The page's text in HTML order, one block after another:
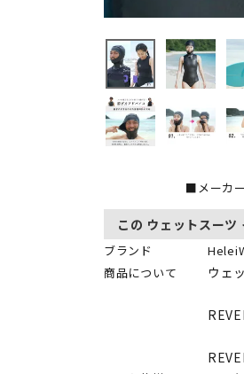
■メーカ
この ウェットスーツ
ブランド
商品について
ウェ